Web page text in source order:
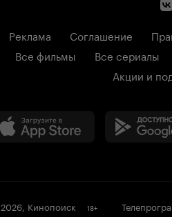
Реклама Соглашение
Все фильмы
Все сериалы
Акции и
2026, Кинопоиск 18+